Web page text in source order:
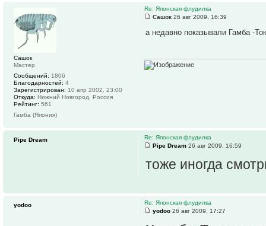
Re: Японская флудилка
Сашок 26 авг 2009, 16:39
а недавно показывали Гамба -
Сашок
Мастер
Сообщений: 1806
Благодарностей: 4
Зарегистрирован: 10 апр 2002, 23:00
Откуда: Нижний Новгород, Россия
Рейтинг: 561
Гамба (Япония)
Re: Японская флудилка
Pipe Dream 26 авг 2009, 16:59
тоже иногда
Pipe Dream
Re: Японская флудилка
yodoo 26 авг 2009, 17:27
yodoo